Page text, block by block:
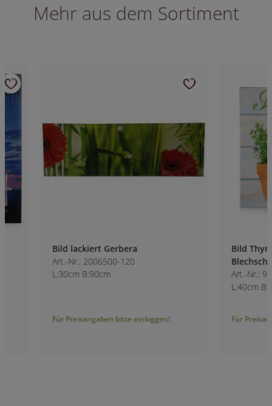
Mehr aus dem Sortiment
Bild lackiert Gerbera
Art.-Nr.: 2006500-120
L:30cm B:90cm
Für Preisangaben bitte einloggen!
Bild Thymian im
Blechschaufel
Art.-Nr.: 9924600-
L:40cm B:3cm
Für Preisangaben